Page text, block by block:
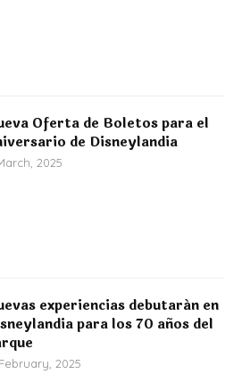
Oferta de Boletos para el
de Disneylandia
2025
experiencias debutarán en
para los 70 años del
2025